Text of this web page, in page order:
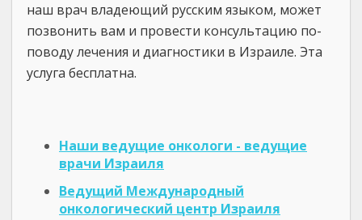
наш врач владеющий русским языком, может
позвонить вам и провести консультацию по-
поводу лечения и диагностики в Израиле. Эта
услуга бесплатна.
Наши ведущие онкологи - ведущие
врачи Израиля
Ведущий Международный
онкологический центр Израиля